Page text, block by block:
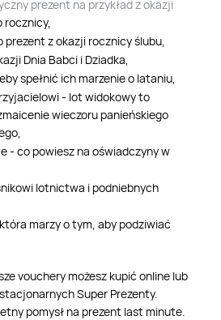
prezent na przykład z okazji
rocznicy,
prezent z okazji rocznicy ślubu,
Dnia Babci i Dziadka,
spełnić ich marzenie o lataniu,
- lot widokowy to
wieczoru panieńskiego
- co powiesz na oświadczyny w
lotnictwa i podniebnych
marzy o tym, aby podziwiać
vouchery możesz kupić online lub
Super Prezenty.
pomysł na prezent last minute.